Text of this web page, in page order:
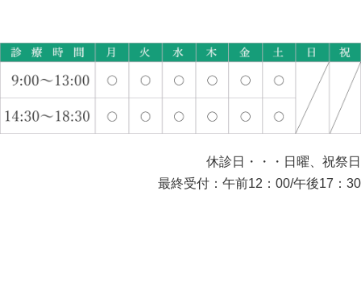
休診日・・・日曜、祝祭日
最終受付：午前12：00/午後17：30